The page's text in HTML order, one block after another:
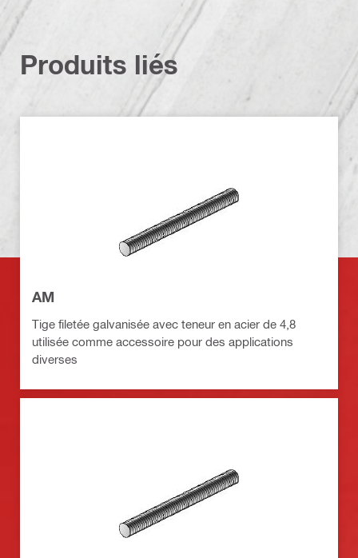
Produits liés
AM
Tige filetée galvanisée avec teneur en acier de 4,8
utilisée comme accessoire pour des applications
diverses